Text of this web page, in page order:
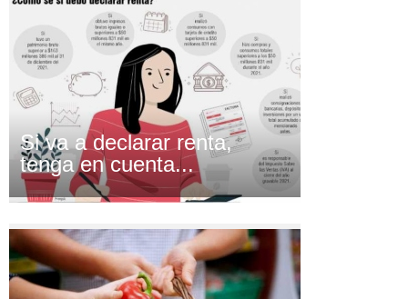
Si va a declarar renta,
tenga en cuenta...